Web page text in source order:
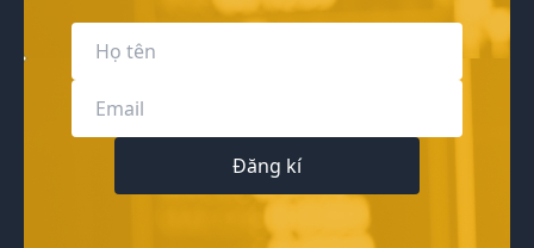
Đăng kí